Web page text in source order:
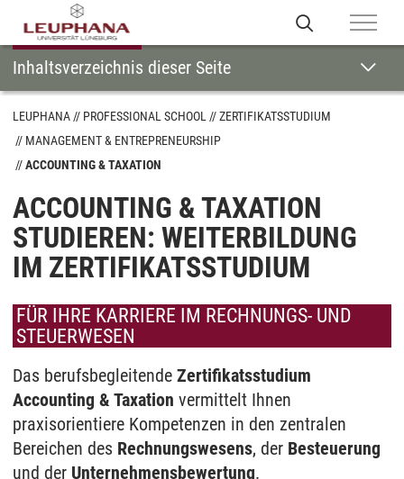
LEUPHANA PROFESSIONAL SCHOOL
ZERTIFIKATSSTUDIUM
MANAGEMENT & ENTREPRENEURSHIP
ACCOUNTING & TAXATION
ACCOUNTING & TAXATION
STUDIEREN: WEITERBILDUNG
IM ZERTIFIKATSSTUDIUM
FÜR IHRE KARRIERE IM RECHNUNGS- UND
STEUERWESEN
Das berufsbegleitende Zertifikatsstudium
Accounting & Taxation vermittelt Ihnen
praxisorientiere Kompetenzen in den zentralen
Bereichen des Rechnungswesens, der Besteuerung
und der Unternehmensbewertung.
Inhaltsverzeichnis dieser Seite